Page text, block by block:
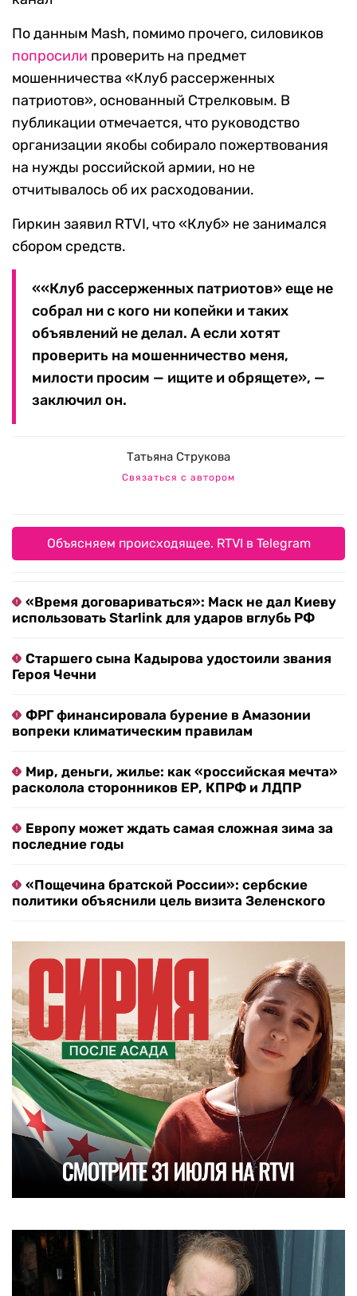
По данным Mash, помимо прочего, силовиков
попросили проверить на предмет
мошенничества «Клуб рассерженных
патриотов», основанный Стрелковым. В
публикации отмечается, что руководство
организации якобы собирало пожертвования
на нужды российской армии, но не
отчитывалось об их расходовании.
Гиркин заявил RTVI, что «Клуб» не занимался
сбором средств.
««Клуб рассерженных патриотов» еще не
собрал ни с кого ни копейки и таких
объявлений не делал. А если хотят
проверить на мошенничество меня,
милости просим — ищите и обрящете», —
заключил он.
Татьяна Струкова
Связаться с автором
Объясняем происходящее. RTVI в Telegram
«Время договариваться»: Маск не дал Киеву
использовать Starlink для ударов вглубь РФ
Старшего сына Кадырова удостоили звания
Героя Чечни
ФРГ финансировала бурение в Амазонии
вопреки климатическим правилам
Мир, деньги, жилье: как «российская мечта»
расколола сторонников ЕР, КПРФ и ЛДПР
Европу может ждать самая сложная зима за
последние годы
«Пощечина братской России»: сербские
политики объяснили цель визита Зеленского